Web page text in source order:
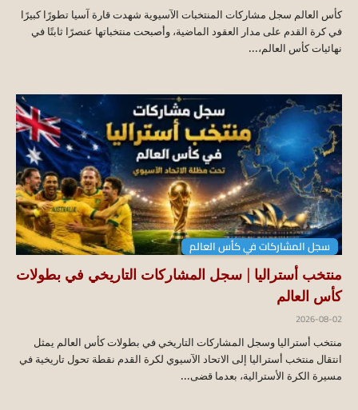
كأس العالم سجل مشاركات المنتخبات الآسيوية شهدت قارة آسيا تطورًا كبيرًا
في كرة القدم على مدار العقود الماضية، وأصبحت منتخباتها عنصرًا ثابتًا في
نهائيات كأس العالم،...
سجل المشاركات في كأس العالم
منتخب أستراليا | سجل المشاركات التاريخي في بطولات
كأس العالم
2026-08-02
منتخب أستراليا وسجل المشاركات التاريخي في بطولات كأس العالم يمثل
انتقال منتخب أستراليا إلى الاتحاد الآسيوي لكرة القدم نقطة تحول تاريخية في
مسيرة الكرة الأسترالية، بعدما قضى...